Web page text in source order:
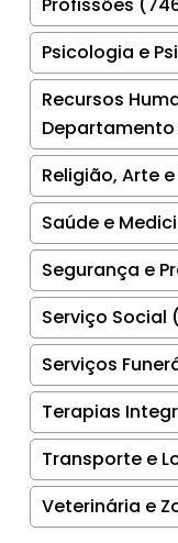
Psicologia e
Recursos
Departamento
Religião, Arte
Saúde e
Segurança e
Serviço Social
Serviços
Terapias
Transporte e
Veterinária e